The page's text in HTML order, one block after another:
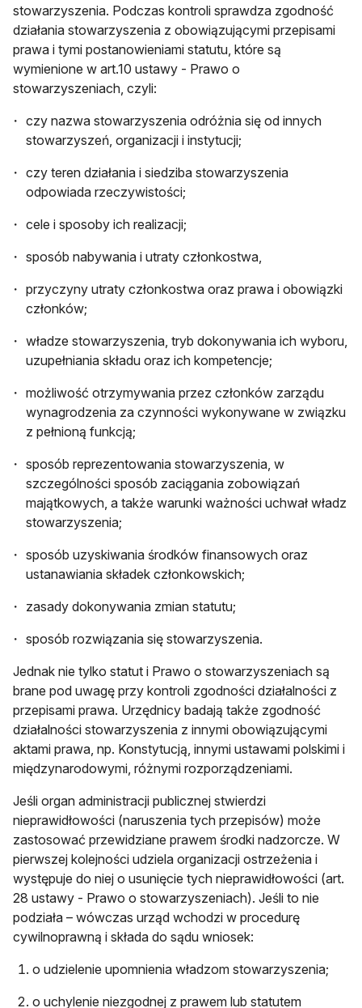
stowarzyszenia. Podczas kontroli sprawdza zgodność
działania stowarzyszenia z obowiązującymi przepisami
prawa i tymi postanowieniami statutu, które są
wymienione w art.10 ustawy - Prawo o
stowarzyszeniach, czyli:
czy nazwa stowarzyszenia odróżnia się od innych
stowarzyszeń, organizacji i instytucji;
czy teren działania i siedziba stowarzyszenia
odpowiada rzeczywistości;
cele i sposoby ich realizacji;
sposób nabywania i utraty członkostwa,
przyczyny utraty członkostwa oraz prawa i obowiązki
członków;
władze stowarzyszenia, tryb dokonywania ich wyboru,
uzupełniania składu oraz ich kompetencje;
możliwość otrzymywania przez członków zarządu
wynagrodzenia za czynności wykonywane w związku
z pełnioną funkcją;
sposób reprezentowania stowarzyszenia, w
szczególności sposób zaciągania zobowiązań
majątkowych, a także warunki ważności uchwał władz
stowarzyszenia;
sposób uzyskiwania środków finansowych oraz
ustanawiania składek członkowskich;
zasady dokonywania zmian statutu;
sposób rozwiązania się stowarzyszenia.
Jednak nie tylko statut i Prawo o stowarzyszeniach są
brane pod uwagę przy kontroli zgodności działalności z
przepisami prawa. Urzędnicy badają także zgodność
działalności stowarzyszenia z innymi obowiązującymi
aktami prawa, np. Konstytucją, innymi ustawami polskimi i
międzynarodowymi, różnymi rozporządzeniami.
Jeśli organ administracji publicznej stwierdzi
nieprawidłowości (naruszenia tych przepisów) może
zastosować przewidziane prawem środki nadzorcze. W
pierwszej kolejności udziela organizacji ostrzeżenia i
występuje do niej o usunięcie tych nieprawidłowości (art.
28 ustawy - Prawo o stowarzyszeniach). Jeśli to nie
podziała – wówczas urząd wchodzi w procedurę
cywilnoprawną i składa do sądu wniosek:
o udzielenie upomnienia władzom stowarzyszenia;
o uchylenie niezgodnej z prawem lub statutem